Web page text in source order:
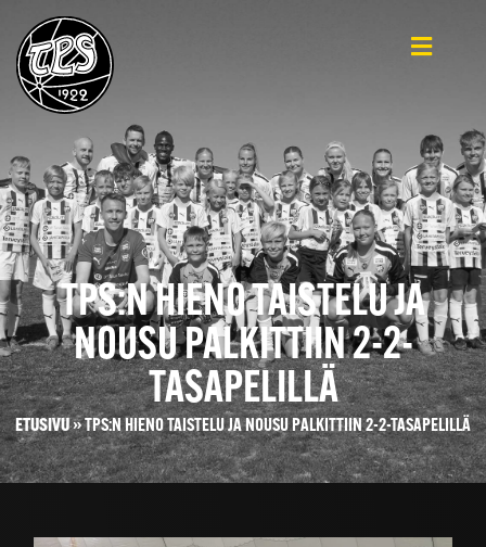
TPS:N HIENO TAISTELU JA
NOUSU PALKITTIIN 2-2-
TASAPELILLÄ
ETUSIVU»TPS:N HIENO TAISTELU JA NOUSU PALKITTIIN 2-2-TASAPELILLÄ